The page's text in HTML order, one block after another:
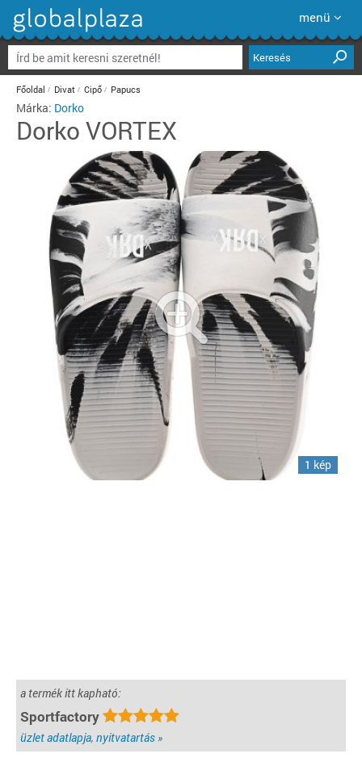
menü
Keresés
Főoldal Divat Cipő Papucs
Márka: Dorko
Dorko VORTEX
1 kép
a termék itt kapható:
Sportfactory
üzlet adatlapja, nyitvatartás »